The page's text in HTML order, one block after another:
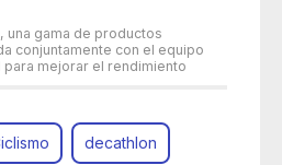
una gama de productos
conjuntamente con el equipo
para mejorar el rendimiento
decathlon